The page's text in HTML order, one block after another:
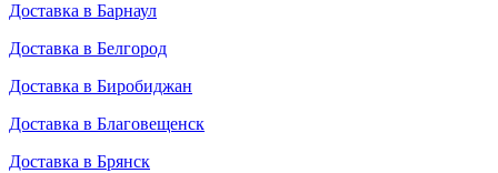
Доставка в Барнаул
Доставка в Белгород
Доставка в Биробиджан
Доставка в Благовещенск
Доставка в Брянск